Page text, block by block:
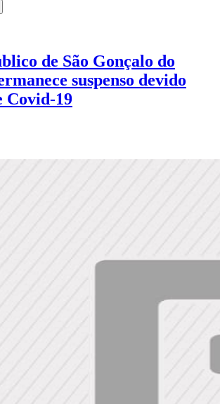
de São Gonçalo do
suspenso devido
Covid-19